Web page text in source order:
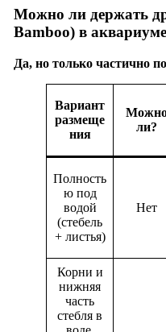
Можно ли держать
Bamboo) в
Да, но только частично
Вариант
размеще
ния
ли?
Полность
ю под
водой
(стебель
+ листья)
Нет
Корни и
нижняя
часть
стебля в